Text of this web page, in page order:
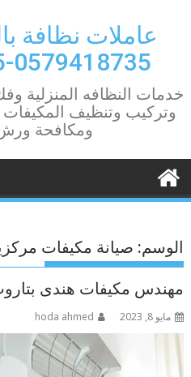
contentعاملات نظافة
0579418735-0549362075
خدمات النظافه المنزلية
وتركيب وتنظيف
ومكافحة
الوسم: صيانة مكيفات
مهندس مكيفات هندى بتاروت وعنك
مايو 8, 2023 hoda ahmed